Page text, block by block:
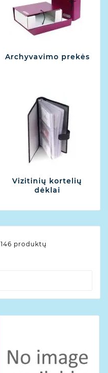
Archyvavimo prekės
Vizitinių kortelių
dėklai
146 produktų